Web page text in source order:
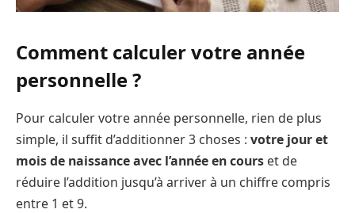
Comment calculer votre année
personnelle ?
Pour calculer votre année personnelle, rien de plus
simple, il suffit d’additionner 3 choses : votre jour et
mois de naissance avec l’année en cours et de
réduire l’addition jusqu’à arriver à un chiffre compris
entre 1 et 9.